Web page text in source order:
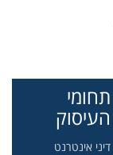
תחומי
העיסוק
דיני אינטרנט